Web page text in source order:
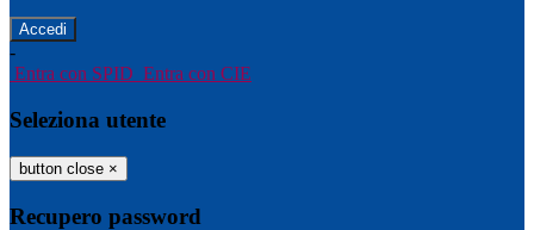
-
Entra con SPID Entra con CIE
Seleziona utente
button close ×
Recupero password